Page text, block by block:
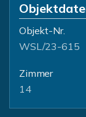
Objekt-Nr.
WSL/23-615
Zimmer
14